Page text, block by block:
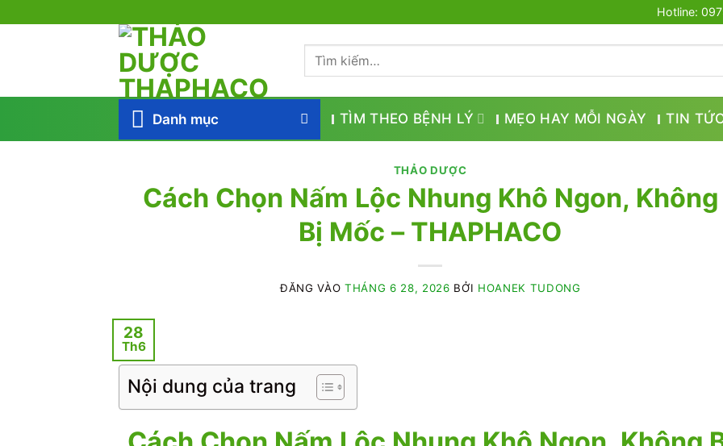
Hotline:
Tìm
Danh mục TÌM THEO BỆNH LÝ MẸO HAY MỖI NGÀY TIN
THẢO DƯỢC
Cách Chọn Nấm Lộc Nhung Khô Ngon, Không
Bị Mốc – THAPHACO
ĐĂNG VÀO THÁNG 6 28, 2026 BỞI HOANEK TUDONG
28
Th6
Nội dung của trang